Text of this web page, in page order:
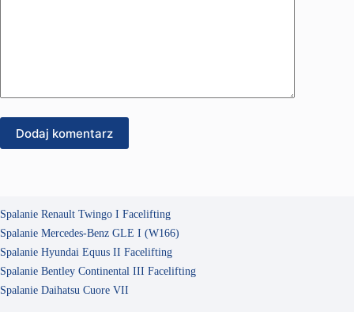
Dodaj komentarz
Spalanie Renault Twingo I Facelifting
Spalanie Mercedes-Benz GLE I (W166)
Spalanie Hyundai Equus II Facelifting
Spalanie Bentley Continental III Facelifting
Spalanie Daihatsu Cuore VII